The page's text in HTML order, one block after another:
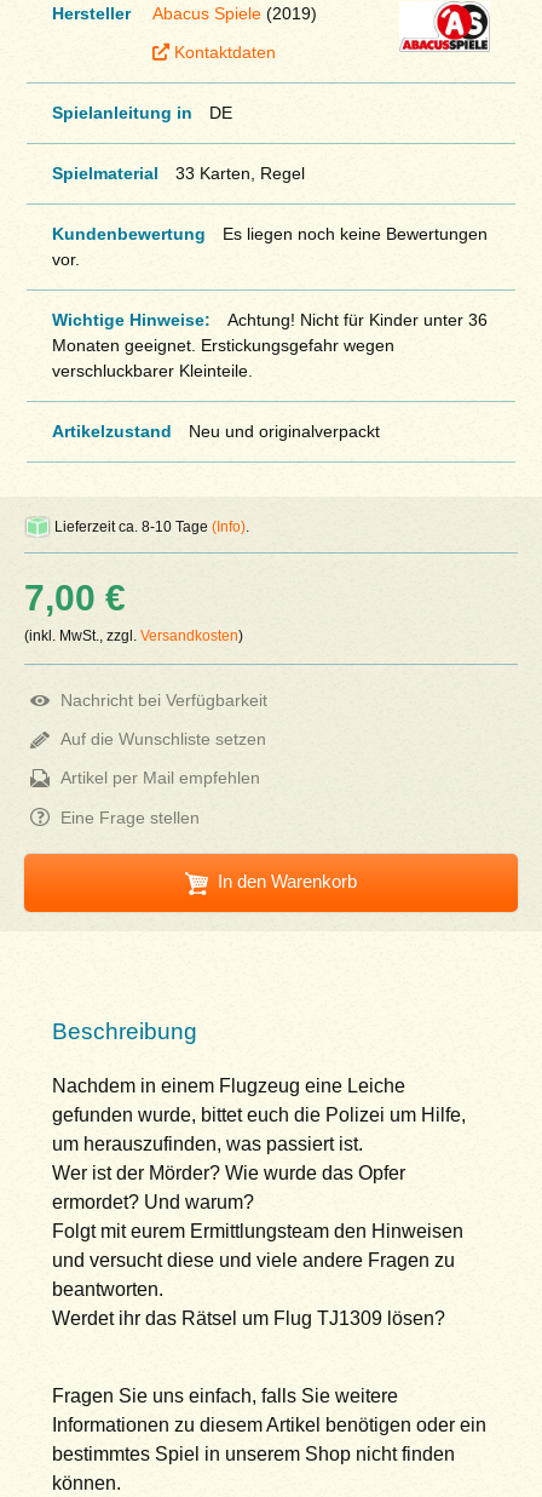
Hersteller Abacus Spiele(2019)
Kontaktdaten
Spielanleitung in DE
Spielmaterial 33 Karten, Regel
Kundenbewertung
Es liegen noch keine Bewertungen
vor.
Wichtige Hinweise:
Achtung! Nicht für Kinder unter 36
Monaten geeignet. Erstickungsgefahr wegen
verschluckbarer Kleinteile.
Artikelzustand Neu und originalverpackt
Lieferzeit ca. 8-10 Tage(Info)
7,00 €
(inkl. MwSt., zzgl.Versandkosten)
Nachricht bei Verfügbarkeit
Auf die Wunschliste setzen
Artikel per Mail empfehlen
Eine Frage stellen
In den Warenkorb
Beschreibung
Nachdem in einem Flugzeug eine Leiche
gefunden wurde, bittet euch die Polizei um Hilfe,
um herauszufinden, was passiert ist.
Wer ist der Mörder? Wie wurde das Opfer
ermordet? Und warum?
Folgt mit eurem Ermittlungsteam den Hinweisen
und versucht diese und viele andere Fragen zu
beantworten.
Werdet ihr das Rätsel um Flug TJ1309 lösen?
Fragen Sie uns einfach, falls Sie weitere
Informationen zu diesem Artikel benötigen oder ein
bestimmtes Spiel in unserem Shop nicht finden
können.